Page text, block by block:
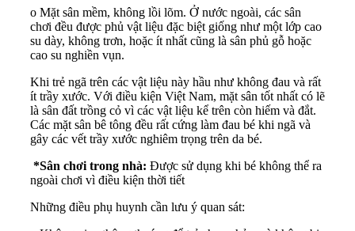
o Mặt sân mềm, không lồi lõm. Ở nước ngoài, các sân
chơi đều được phủ vật liệu đặc biệt giống như một lớp cao
su dày, không trơn, hoặc ít nhất cũng là sân phủ gỗ hoặc
cao su nghiền vụn.
Khi trẻ ngã trên các vật liệu này hầu như không đau và rất
ít trầy xước. Với điều kiện Việt Nam, mặt sân tốt nhất có lẽ
là sân đất trồng cỏ vì các vật liệu kể trên còn hiếm và đắt.
Các mặt sân bê tông đều rất cứng làm đau bé khi ngã và
gây các vết trầy xước nghiêm trọng trên da bé.
*Sân chơi trong nhà: Được sử dụng khi bé không thể ra
ngoài chơi vì điều kiện thời tiết
Những điều phụ huynh cần lưu ý quan sát: